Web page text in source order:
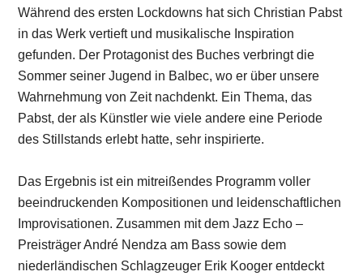
Während des ersten Lockdowns hat sich Christian Pabst
in das Werk vertieft und musikalische Inspiration
gefunden. Der Protagonist des Buches verbringt die
Sommer seiner Jugend in Balbec, wo er über unsere
Wahrnehmung von Zeit nachdenkt. Ein Thema, das
Pabst, der als Künstler wie viele andere eine Periode
des Stillstands erlebt hatte, sehr inspirierte.
Das Ergebnis ist ein mitreißendes Programm voller
beeindruckenden Kompositionen und leidenschaftlichen
Improvisationen. Zusammen mit dem Jazz Echo –
Preisträger André Nendza am Bass sowie dem
niederländischen Schlagzeuger Erik Kooger entdeckt